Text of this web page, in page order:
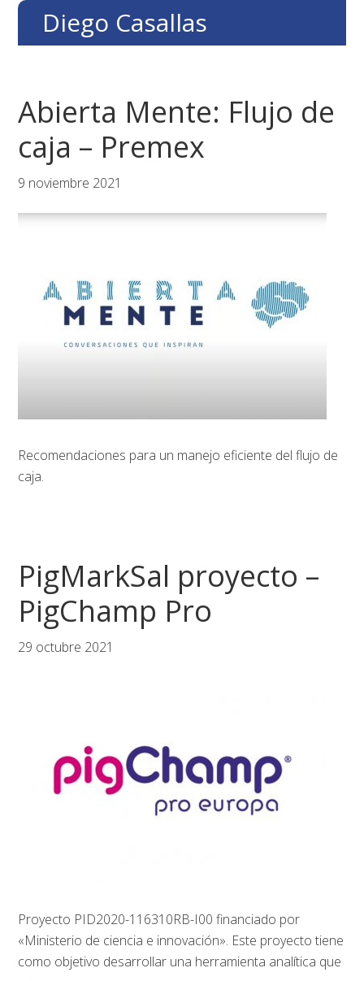
Saltar
Saltar
Saltar
Diego Casallas
Abierta Mente: Flujo de
caja – Premex
9 noviembre 2021
Recomendaciones para un manejo eficiente del flujo de
caja.
PigMarkSal proyecto –
PigChamp Pro
29 octubre 2021
Proyecto PID2020-116310RB-I00 financiado por
«Ministerio de ciencia e innovación». Este proyecto tiene
como objetivo desarrollar una herramienta analítica que